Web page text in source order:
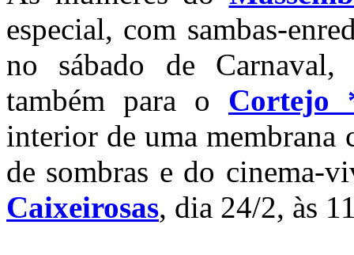
especial, com sambas-
no sábado de
também para o Cortejo
interior de uma membrana
de sombras e do cinema-
Caixeirosas, dia 24/2, às